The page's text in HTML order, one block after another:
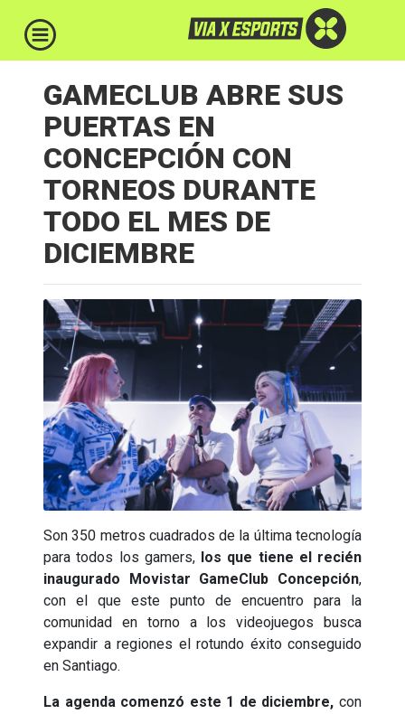
GAMECLUB ABRE SUS
PUERTAS EN
CONCEPCIÓN CON
TORNEOS DURANTE
TODO EL MES DE
DICIEMBRE
Son 350 metros cuadrados de la última tecnología
para todos los gamers,los que tiene el recién
inaugurado Movistar GameClub Concepción,
con el que este punto de encuentro para la
comunidad en torno a los videojuegos busca
expandir a regiones el rotundo éxito conseguido
en Santiago.
La agenda comenzó este 1 de diciembre, con